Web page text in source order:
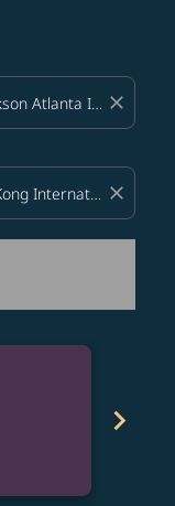
close
close
chevron_right